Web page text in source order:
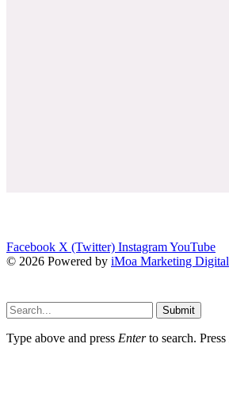
Facebook X (Twitter) InstagramYouTube
© 2026 Powered by iMoa Marketing Digital
Submit
Type above and press Enterto search. Press